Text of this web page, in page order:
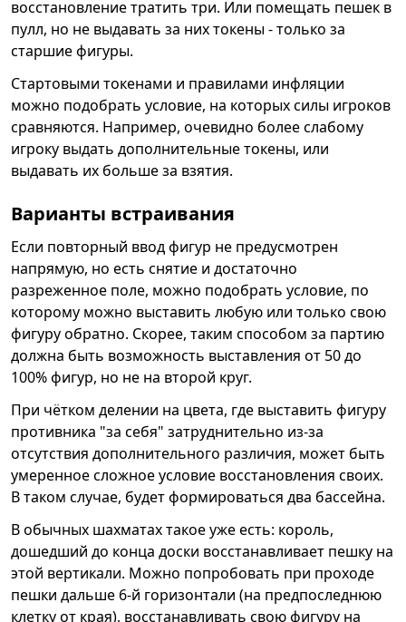
восстановление тратить три. Или помещать пешек в
пулл, но не выдавать за них токены - только за
старшие фигуры.
Стартовыми токенами и правилами инфляции
можно подобрать условие, на которых силы игроков
сравняются. Например, очевидно более слабому
игроку выдать дополнительные токены, или
выдавать их больше за взятия.
Варианты встраивания
Если повторный ввод фигур не предусмотрен
напрямую, но есть снятие и достаточно
разреженное поле, можно подобрать условие, по
которому можно выставить любую или только свою
фигуру обратно. Скорее, таким способом за партию
должна быть возможность выставления от 50 до
100% фигур, но не на второй круг.
При чётком делении на цвета, где выставить фигуру
противника "за себя" затруднительно из-за
отсутствия дополнительного различия, может быть
умеренное сложное условие восстановления своих.
В таком случае, будет формироваться два бассейна.
В обычных шахматах такое уже есть: король,
дошедший до конца доски восстанавливает пешку на
этой вертикали. Можно попробовать при проходе
пешки дальше 6-й горизонтали (на предпоследнюю
клетку от края), восстанавливать свою фигуру на